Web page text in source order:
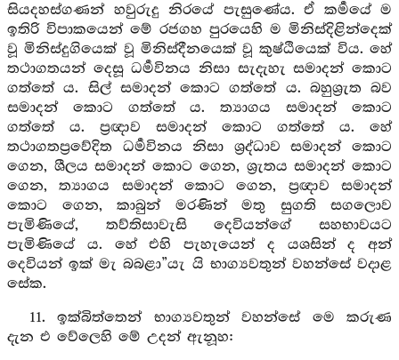
සියදහස්ගණන් හවුරුදු නිරයේ පැසුණේය. ඒ කර්‍මයේ ම
ඉතිරි විපාකයෙන් මේ රජගහ පුරයෙහි ම මිනිස්දිළින්දෙක්
වූ මිනිස්දුගියෙක් වූ මිනිස්දීනයෙක් වූ කුෂ්ඨියෙක් විය. හේ
තථාගතයන් දෙසූ ධර්‍මවිනය නිසා සැදැහැ සමාදන් කොට
ගත්තේ ය. සිල් සමාදන් කොට ගත්තේ ය. බහුශ්‍රුත බව
සමාදන් කොට ගත්තේ ය. ත්‍යාගය සමාදන් කොට
ගත්තේ ය. ප්‍රඥාව සමාදන් කොට ගත්තේ ය. හේ
තථාගතප්‍රවේදිත ධර්‍මවිනය නිසා ශ්‍රද්ධාව සමාදන් කොට
ගෙන, ශීලය සමාදන් කොට ගෙන, ශ්‍රැතය සමාදන් කොට
ගෙන, ත්‍යාගය සමාදන් කොට ගෙන, ප්‍රඥාව සමාදන්
කොට ගෙන, කාබුන් මරණින් මතු සුගති සගලොව
පැමිණියේ, තව්තිසාවැසි දෙවියන්ගේ සහභාවයට
පැමිණියේ ය. හේ එහි පැහැයෙන් ද යශසින් ද අන්
දෙවියන් ඉක් මැ බබළා”යැ යි භාග්‍යවතුන් වහන්සේ වදාළ
සේක.
11. ඉක්බිත්තෙන් භාග්‍යවතුන් වහන්සේ මෙ කරුණ
දැන එ වේලෙහි මේ උදන් ඇනූහ: